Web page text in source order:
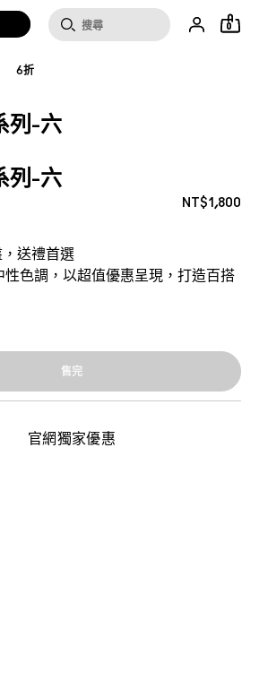
0
6折
列-六
列-六
NT$1,800
送禮首選
性色調，以超值優惠呈現，打造百搭
售完
官網獨家優惠